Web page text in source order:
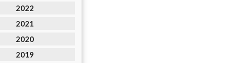
2022
2021
2020
2019